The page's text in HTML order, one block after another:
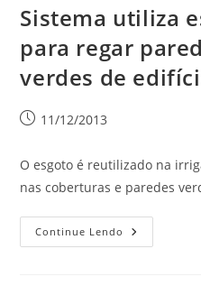
Sistema utiliza
para regar
verdes de
11/12/2013
O esgoto é reutilizado na
nas coberturas e paredes
Continue Lendo